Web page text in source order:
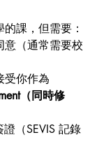
課，但需要：
意（通常需要校
受你作為
（同時修
（SEVIS 記錄